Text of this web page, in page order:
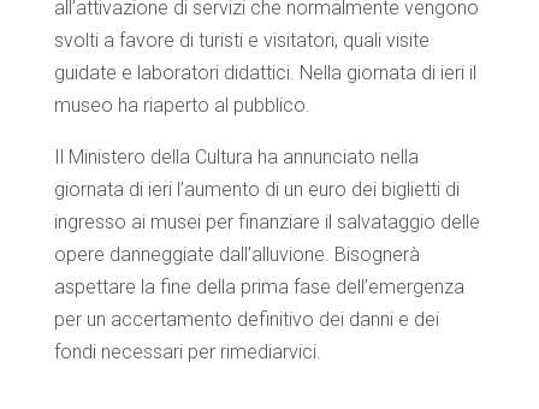
all’attivazione di servizi che normalmente vengono
svolti a favore di turisti e visitatori, quali visite
guidate e laboratori didattici. Nella giornata di ieri il
museo ha riaperto al pubblico.
Il Ministero della Cultura ha annunciato nella
giornata di ieri l’aumento di un euro dei biglietti di
ingresso ai musei per finanziare il salvataggio delle
opere danneggiate dall’alluvione. Bisognerà
aspettare la fine della prima fase dell’emergenza
per un accertamento definitivo dei danni e dei
fondi necessari per rimediarvici.